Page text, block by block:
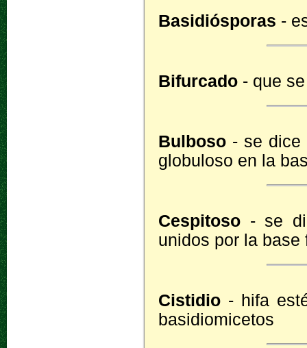
Basidiósporas -
Bifurcado - que
Bulboso - se dice
globuloso en la
Cespitoso - se
unidos por la base
Cistidio - hifa
basidiomicetos